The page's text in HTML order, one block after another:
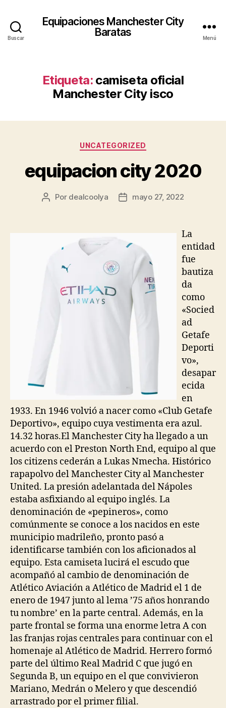
Buscar
Equipaciones Manchester City
Baratas
Menú
Etiqueta: camiseta oficial
Manchester City isco
Categorías
UNCATEGORIZED
equipacion city 2020
Autor
Por dealcoolya
Fechamayo 27, 2022
La
entidad
fue
bautiza
da
como
«Socied
ad
Getafe
Deporti
vo»,
desapar
ecida
en
1933. En 1946 volvió a nacer como «Club Getafe
Deportivo», equipo cuya vestimenta era azul.
14.32 horas.El Manchester City ha llegado a un
acuerdo con el Preston North End, equipo al que
los citizens cederán a Lukas Nmecha. Histórico
rapapolvo del Manchester City al Manchester
United. La presión adelantada del Nápoles
estaba asfixiando al equipo inglés. La
denominación de «pepineros», como
comúnmente se conoce a los nacidos en este
municipio madrileño, pronto pasó a
identificarse también con los aficionados al
equipo. Esta camiseta lucirá el escudo que
acompañó al cambio de denominación de
Atlético Aviación a Atlético de Madrid el 1 de
enero de 1947 junto al lema ’75 años honrando
tu nombre’ en la parte central. Además, en la
parte frontal se forma una enorme letra A con
las franjas rojas centrales para continuar con el
homenaje al Atlético de Madrid. Herrero formó
parte del último Real Madrid C que jugó en
Segunda B, un equipo en el que convivieron
Mariano, Medrán o Melero y que descendió
arrastrado por el primer filial.